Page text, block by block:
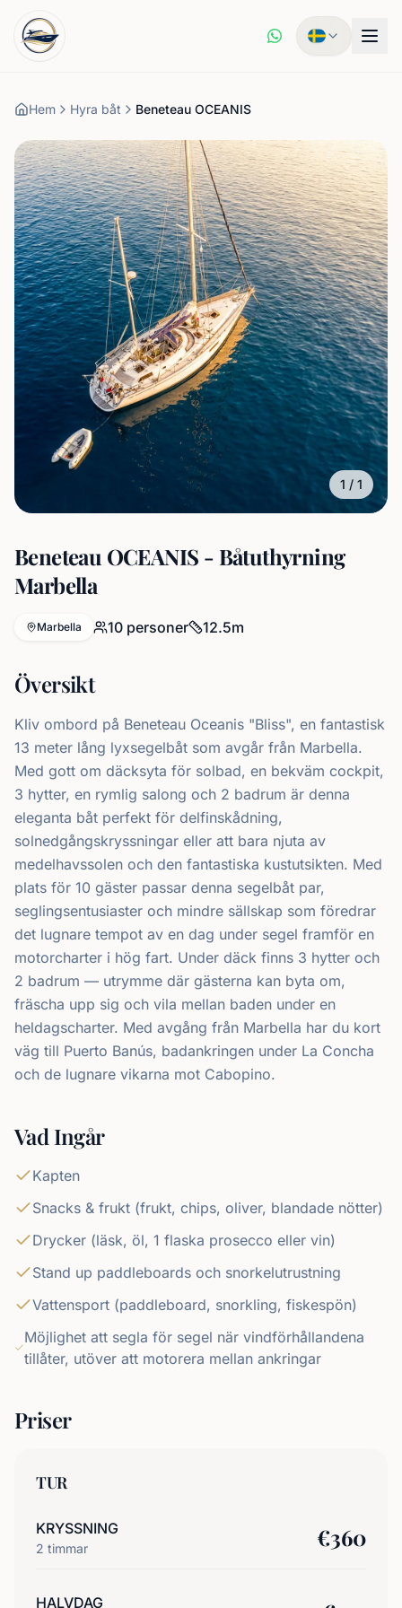
Hem Hyra båt Beneteau OCEANIS
1 / 1
Beneteau OCEANIS - Båtuthyrning
Marbella
Marbella 10 personer 12.5m
Översikt
Kliv ombord på Beneteau Oceanis "Bliss", en fantastisk
13 meter lång lyxsegelbåt som avgår från Marbella.
Med gott om däcksyta för solbad, en bekväm cockpit,
3 hytter, en rymlig salong och 2 badrum är denna
eleganta båt perfekt för delfinskådning,
solnedgångskryssningar eller att bara njuta av
medelhavssolen och den fantastiska kustutsikten. Med
plats för 10 gäster passar denna segelbåt par,
seglingsentusiaster och mindre sällskap som föredrar
det lugnare tempot av en dag under segel framför en
motorcharter i hög fart. Under däck finns 3 hytter och
2 badrum — utrymme där gästerna kan byta om,
fräscha upp sig och vila mellan baden under en
heldagscharter. Med avgång från Marbella har du kort
väg till Puerto Banús, badankringen under La Concha
och de lugnare vikarna mot Cabopino.
Vad Ingår
Kapten
Snacks & frukt (frukt, chips, oliver, blandade nötter)
Drycker (läsk, öl, 1 flaska prosecco eller vin)
Stand up paddleboards och snorkelutrustning
Vattensport (paddleboard, snorkling, fiskespön)
Möjlighet att segla för segel när vindförhållandena
tillåter, utöver att motorera mellan ankringar
Priser
TUR
KRYSSNING
2 timmar €360
HALVDAG